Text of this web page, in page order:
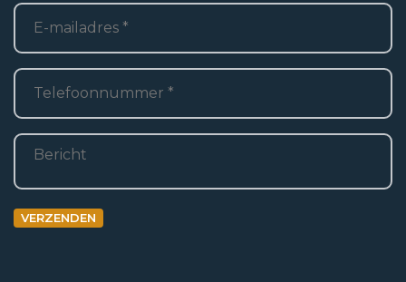
E-
mailadres*
Telefoon
Bericht
VERZENDEN